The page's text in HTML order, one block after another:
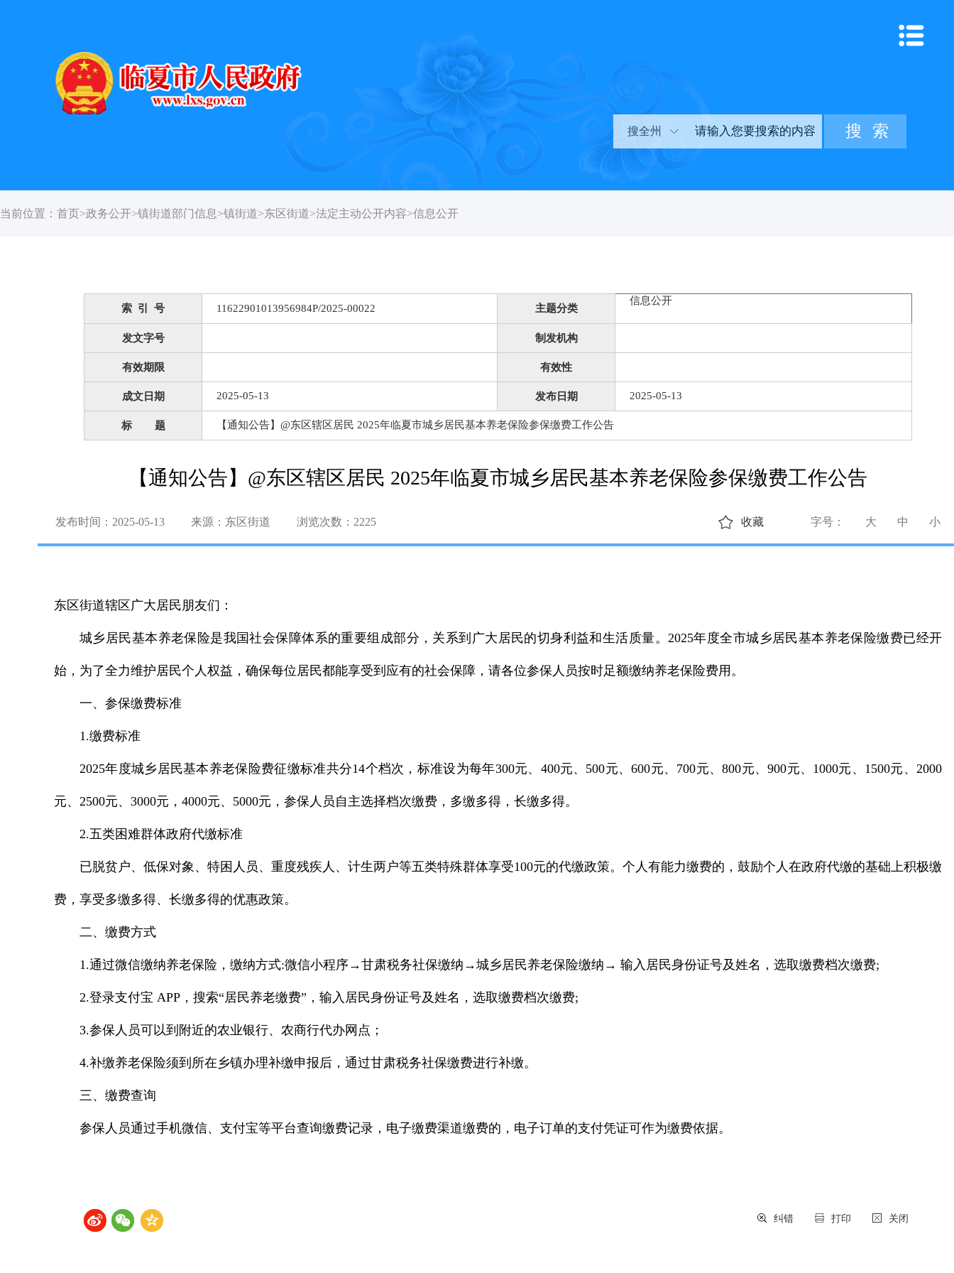
搜全州
当前位置： 首页>政务公开>镇街道部门信息>镇街道>东区街道>法定主动公开内容>信息公开
索 引 号 11622901013956984P/2025-00022 主题分类
信息公开
发文字号 制发机构
有效期限 有效性
成文日期 2025-05-13 发布日期 2025-05-13
标 题 【通知公告】@东区辖区居民 2025年临夏市城乡居民基本养老保险参保缴费工作公告
【通知公告】@东区辖区居民 2025年临夏市城乡居民基本养老保险参保缴费工作公告
发布时间：2025-05-13 来源：东区街道 浏览次数： 2225 字号： 大 中 小
收藏
东区街道辖区广大居民朋友们：
城乡居民基本养老保险是我国社会保障体系的重要组成部分，关系到广大居民的切身利益和生活质量。2025年度全市城乡居民基本养老保险缴费已经开
始，为了全力维护居民个人权益，确保每位居民都能享受到应有的社会保障，请各位参保人员按时足额缴纳养老保险费用。
一、参保缴费标准
1.缴费标准
2025年度城乡居民基本养老保险费征缴标准共分14个档次，标准设为每年300元、400元、500元、600元、700元、800元、900元、1000元、1500元、2000
元、2500元、3000元，4000元、5000元，参保人员自主选择档次缴费，多缴多得，长缴多得。
2.五类困难群体政府代缴标准
已脱贫户、低保对象、特困人员、重度残疾人、计生两户等五类特殊群体享受100元的代缴政策。个人有能力缴费的，鼓励个人在政府代缴的基础上积极缴
费，享受多缴多得、长缴多得的优惠政策。
二、缴费方式
1.通过微信缴纳养老保险，缴纳方式:微信小程序→甘肃税务社保缴纳→城乡居民养老保险缴纳→ 输入居民身份证号及姓名，选取缴费档次缴费;
2.登录支付宝 APP，搜索“居民养老缴费”，输入居民身份证号及姓名，选取缴费档次缴费;
3.参保人员可以到附近的农业银行、农商行代办网点；
4.补缴养老保险须到所在乡镇办理补缴申报后，通过甘肃税务社保缴费进行补缴。
三、缴费查询
参保人员通过手机微信、支付宝等平台查询缴费记录，电子缴费渠道缴费的，电子订单的支付凭证可作为缴费依据。
关闭
打印
纠错